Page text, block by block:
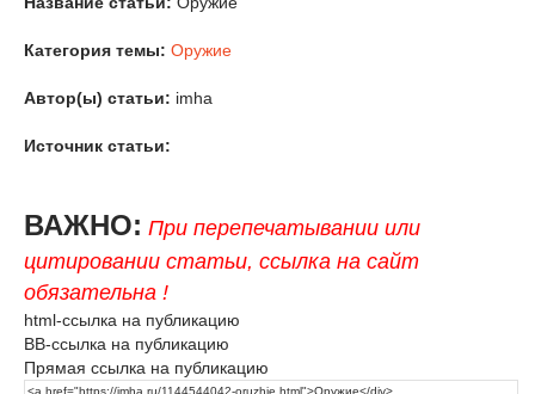
Категория темы: Оружие
Автор(ы) статьи: imha
Источник статьи:
ВАЖНО: При перепечатывании или
цитировании статьи, ссылка на сайт
обязательна !
html-ссылка на публикацию
BB-ссылка на публикацию
Прямая ссылка на публикацию